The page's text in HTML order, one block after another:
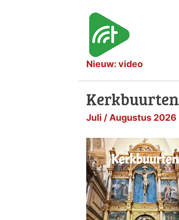
Nieuw: video
Kerkbuurten
Juli / Augustus 2026